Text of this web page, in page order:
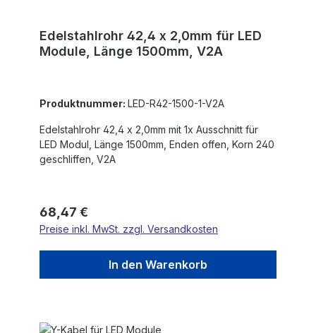
Edelstahlrohr 42,4 x 2,0mm für LED
Module, Länge 1500mm, V2A
Produktnummer: LED-R42-1500-1-V2A
Edelstahlrohr 42,4 x 2,0mm mit 1x Ausschnitt für
LED Modul, Länge 1500mm, Enden offen, Korn 240
geschliffen, V2A
Regulärer Preis:
68,47 €
Preise inkl. MwSt. zzgl. Versandkosten
In den Warenkorb